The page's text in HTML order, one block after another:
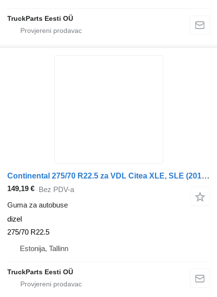
TruckParts Eesti OÜ
Continental 275/70 R22.5 za VDL Citea XLE, SLE (2012-)
149,19 € Bez PDV-a
Guma za autobuse
dizel
275/70 R22.5
Estonija, Tallinn
TruckParts Eesti OÜ